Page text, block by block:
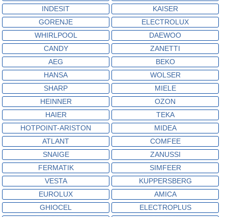
INDESIT
KAISER
GORENJE
ELECTROLUX
WHIRLPOOL
DAEWOO
CANDY
ZANETTI
AEG
BEKO
HANSA
WOLSER
SHARP
MIELE
HEINNER
OZON
HAIER
TEKA
HOTPOINT-ARISTON
MIDEA
ATLANT
COMFEE
SNAIGE
ZANUSSI
FERMATIK
SIMFEER
VESTA
KUPPERSBERG
EUROLUX
AMICA
GHIOCEL
ELECTROPLUS